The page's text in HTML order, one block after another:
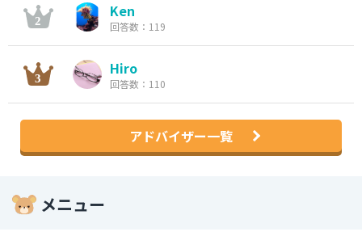
Ken
回答数：119
Hiro
回答数：110
アドバイザー一覧
メニュー